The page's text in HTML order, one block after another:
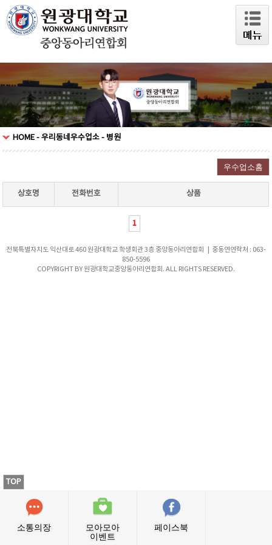
HOME - 우리동네우수업소 - 병원
상호명 전화번호 상품
1
전북특별자치도 익산대로 460 원광대학교 학생회관 3층 중앙동아리연합회 | 중동연연락처 : 063-
850-5596
COPYRIGHT BY 원광대학교중앙동아리연합회. ALL RIGHTS RESERVED.
소통의장
모아모아
이벤트
페이스북
TOP